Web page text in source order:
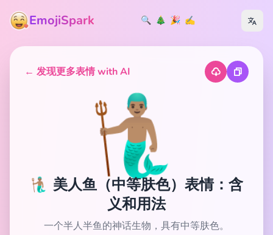
EmojiSpark 🔍 🎄 🎉 ✍️
← 发现更多表情 with AI
🧜🏽‍♂️
🧜🏽‍♂️ 美人鱼（中等肤色）表情：含
义和用法
一个半人半鱼的神话生物，具有中等肤色。